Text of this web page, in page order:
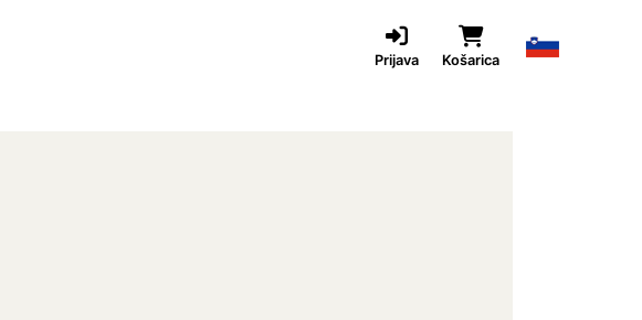
Prijava Košarica